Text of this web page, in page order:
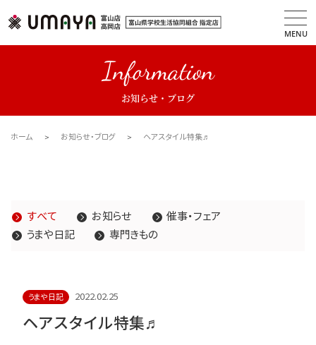
MENU
Information
お知らせ・ブログ
ホーム お知らせ・ブログ ヘアスタイル特集♬
すべて お知らせ
催事・フェア
うまや日記
専門きもの
うまや日記 2022.02.25
ヘアスタイル特集♬